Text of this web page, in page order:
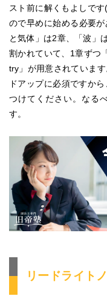
スト前に解くもよしで
ので早めに始める必要
と気体」は2章、「波」
割かれていて、1章ずつ
try」が用意されていま
ドアップに必須ですか
つけてください。なる
す。
リードライト